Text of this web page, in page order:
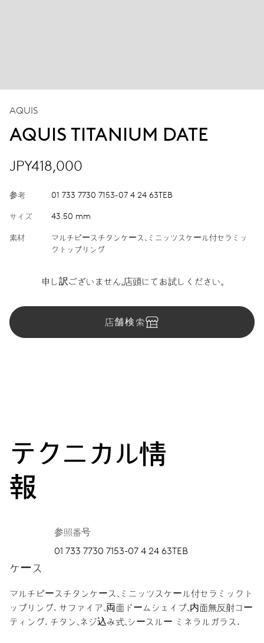
AQUIS
AQUIS TITANIUM DATE
JPY418,000
参考 01 733 7730 7153-07 4 24 63TEB
サイズ 43.50 mm
素材
マルチピースチタンケース、ミニッツスケール付セラミッ
クトップリング
申し訳ございません。店頭にてお試しください。
店舗検索
テクニカル情
報
参照番号
01 733 7730 7153-07 4 24 63TEB
ケース
マルチピースチタンケース、ミニッツスケール付セラミックト
ップリング. サファイア、両面ドームシェイプ、内面無反射コー
ティング. チタン、ネジ込み式、シースルー ミネラルガラス.